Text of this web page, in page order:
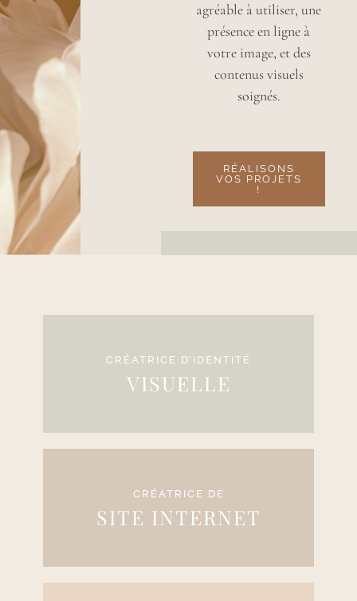
agréable à utiliser, une
présence en ligne à
votre image, et des
contenus visuels
soignés.
RÉALISONS
VOS PROJETS
!
CRÉATRICE D’IDENTITÉ
VISUELLE
CRÉATRICE DE
SITE INTERNET